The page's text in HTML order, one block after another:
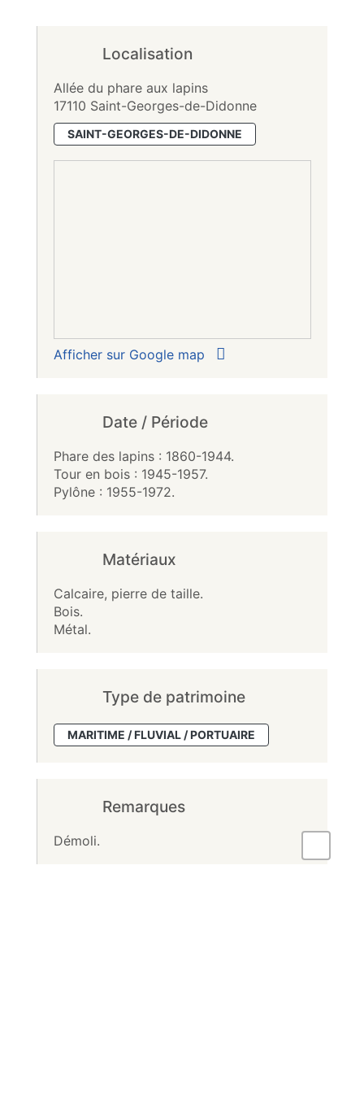
Localisation
Allée du phare aux lapins
17110 Saint-Georges-de-Didonne
SAINT-GEORGES-DE-DIDONNE
Afficher sur Google map
Date / Période
Phare des lapins : 1860-1944.
Tour en bois : 1945-1957.
Pylône : 1955-1972.
Matériaux
Calcaire, pierre de taille.
Bois.
Métal.
Type de patrimoine
MARITIME / FLUVIAL / PORTUAIRE
Remarques
Démoli.